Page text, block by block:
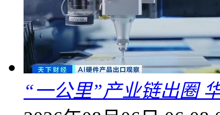
“一公里”产业链出圈